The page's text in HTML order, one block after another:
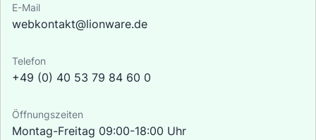
E-Mail
webkontakt@lionware.de
Telefon
+49 (0) 40 53 79 84 60 0
Öffnungszeiten
Montag-Freitag 09:00-18:00 Uhr